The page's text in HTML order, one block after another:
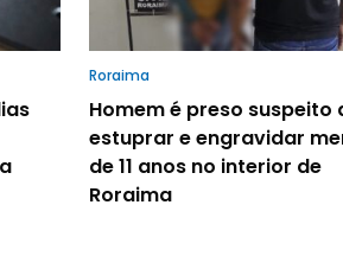
Roraima
Homem é preso suspeito
estuprar e engravidar
de 11 anos no interior de
Roraima